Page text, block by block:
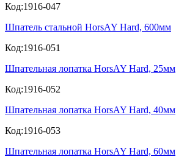
Код:1916-047
Шпатель стальной HorsAY Hard, 600мм
Код:1916-051
Шпательная лопатка HorsAY Hard, 25мм
Код:1916-052
Шпательная лопатка HorsAY Hard, 40мм
Код:1916-053
Шпательная лопатка HorsAY Hard, 60мм